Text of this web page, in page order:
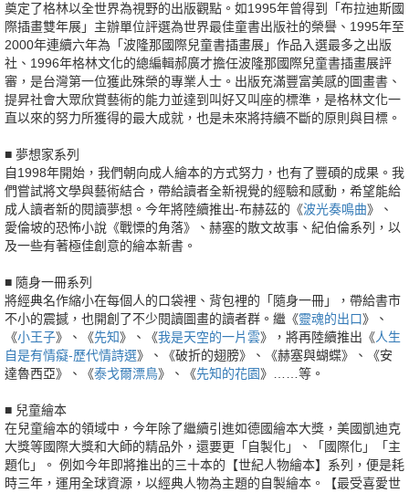
奠定了格林以全世界為視野的出版觀點。如1995年曾得到「布拉迪斯國
際插畫雙年展」主辦單位評選為世界最佳童書出版社的榮譽、1995年至
2000年連續六年為「波隆那國際兒童書插畫展」作品入選最多之出版
社、1996年格林文化的總編輯郝廣才擔任波隆那國際兒童書插畫展評
審，是台灣第一位獲此殊榮的專業人士。出版充滿豐富美感的圖畫書、
提昇社會大眾欣賞藝術的能力並達到叫好又叫座的標準，是格林文化一
直以來的努力所獲得的最大成就，也是未來將持續不斷的原則與目標。
■ 夢想家系列
自1998年開始，我們朝向成人繪本的方式努力，也有了豐碩的成果。我
們嘗試將文學與藝術結合，帶給讀者全新視覺的經驗和感動，希望能給
成人讀者新的閱讀夢想。今年將陸續推出-布赫茲的《波光奏鳴曲》、
愛倫坡的恐怖小說《戰慄的角落》、赫塞的散文故事、紀伯倫系列，以
及一些有著極佳創意的繪本新書。
■ 隨身一冊系列
將經典名作縮小在每個人的口袋裡、背包裡的「隨身一冊」，帶給書市
不小的震撼，也開創了不少閱讀圖畫的讀者群。繼《靈魂的出口》、
《小王子》、《先知》、《我是天空的一片雲》，將再陸續推出《人生
自是有情癡-歷代情詩選》、《破折的翅膀》、《赫塞與蝴蝶》、《安
達魯西亞》、《泰戈爾漂鳥》、《先知的花園》……等。
■ 兒童繪本
在兒童繪本的領域中，今年除了繼續引進如德國繪本大獎，美國凱迪克
大獎等國際大獎和大師的精品外，還要更「自製化」、「國際化」「主
題化」。 例如今年即將推出的三十本的【世紀人物繪本】系列，便是耗
時三年，運用全球資源，以經典人物為主題的自製繪本。【最受喜愛世